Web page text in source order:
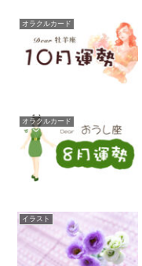
オラクルカード
オラクルカード
イラスト